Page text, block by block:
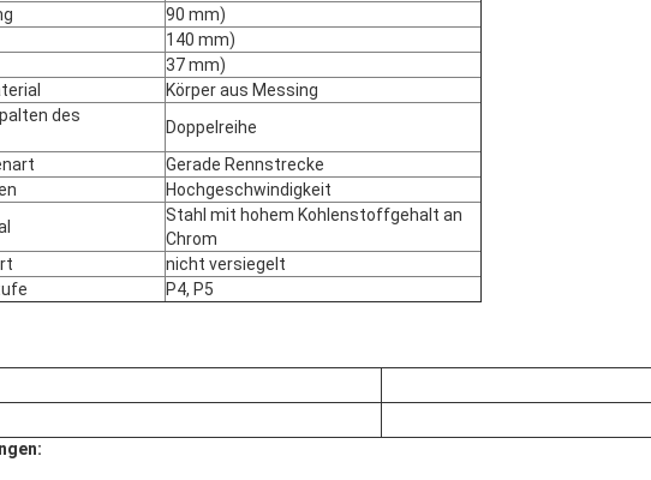
90 mm)
140 mm)
37 mm)
Körper aus Messing
des
Doppelreihe
Gerade Rennstrecke
Hochgeschwindigkeit
Stahl mit hohem Kohlenstoffgehalt an
Chrom
nicht versiegelt
P4, P5